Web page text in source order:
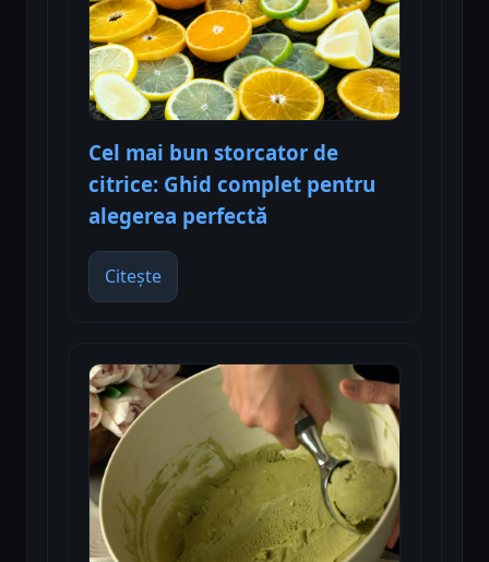
Cel mai bun storcator de
citrice: Ghid complet pentru
alegerea perfectă
Citește